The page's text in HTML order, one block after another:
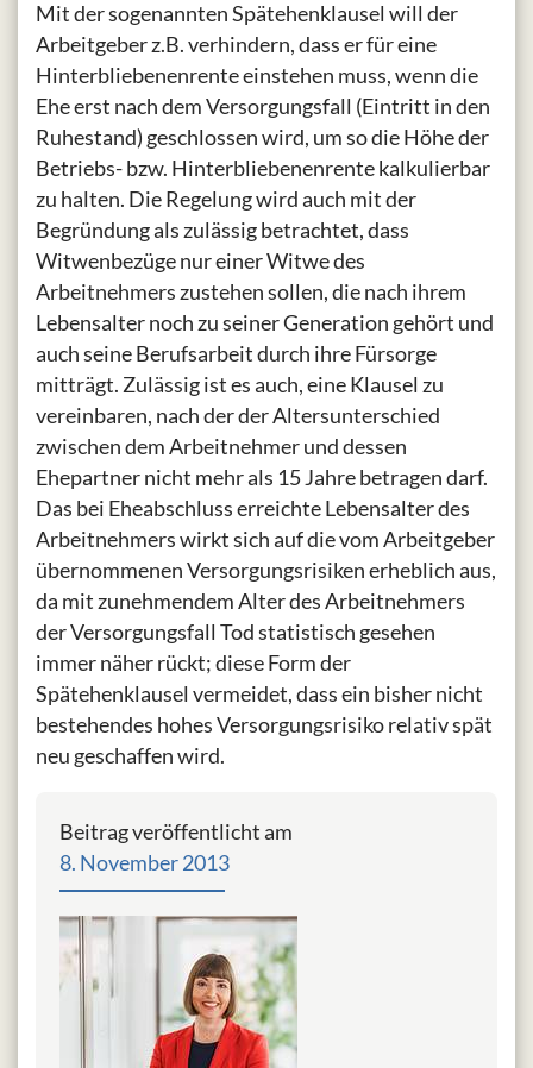
Mit der sogenannten Spätehenklausel will der
Arbeitgeber z.B. verhindern, dass er für eine
Hinterbliebenenrente einstehen muss, wenn die
Ehe erst nach dem Versorgungsfall (Eintritt in den
Ruhestand) geschlossen wird, um so die Höhe der
Betriebs- bzw. Hinterbliebenenrente kalkulierbar
zu halten. Die Regelung wird auch mit der
Begründung als zulässig betrachtet, dass
Witwenbezüge nur einer Witwe des
Arbeitnehmers zustehen sollen, die nach ihrem
Lebensalter noch zu seiner Generation gehört und
auch seine Berufsarbeit durch ihre Fürsorge
mitträgt. Zulässig ist es auch, eine Klausel zu
vereinbaren, nach der der Altersunterschied
zwischen dem Arbeitnehmer und dessen
Ehepartner nicht mehr als 15 Jahre betragen darf.
Das bei Eheabschluss erreichte Lebensalter des
Arbeitnehmers wirkt sich auf die vom Arbeitgeber
übernommenen Versorgungsrisiken erheblich aus,
da mit zunehmendem Alter des Arbeitnehmers
der Versorgungsfall Tod statistisch gesehen
immer näher rückt; diese Form der
Spätehenklausel vermeidet, dass ein bisher nicht
bestehendes hohes Versorgungsrisiko relativ spät
neu geschaffen wird.
Beitrag veröffentlicht am
8. November 2013